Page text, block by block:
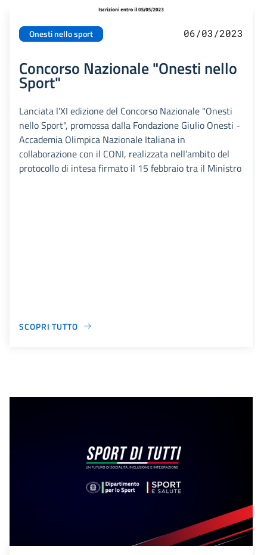
Onesti nello sport 06/03/2023
Concorso Nazionale "Onesti nello
Sport"
Lanciata l'XI edizione del Concorso Nazionale "Onesti
nello Sport", promossa dalla Fondazione Giulio Onesti -
Accademia Olimpica Nazionale Italiana in
collaborazione con il CONI, realizzata nell’ambito del
protocollo di intesa firmato il 15 febbraio tra il Ministro
SCOPRI TUTTO